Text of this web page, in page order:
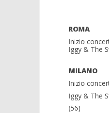
Redazione
ROMA
Inizio
Iggy & The
MILANO
Inizio
Iggy & The
(56)